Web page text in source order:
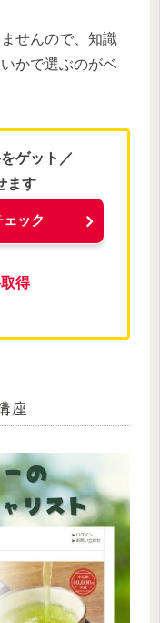
せんので、知識
かで選ぶのがベ
ゲット／
ます
ック
得
座